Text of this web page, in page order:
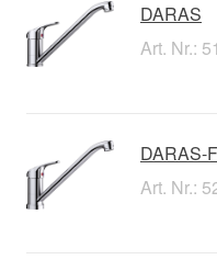
DARAS
Art. Nr.:
DARAS-F
Art. Nr.: